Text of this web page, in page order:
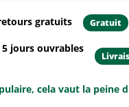
gratuits Gratuit
jours ouvrables
cela vaut la peine